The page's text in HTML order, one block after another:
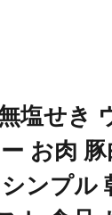
塩せき
お肉
ンプル